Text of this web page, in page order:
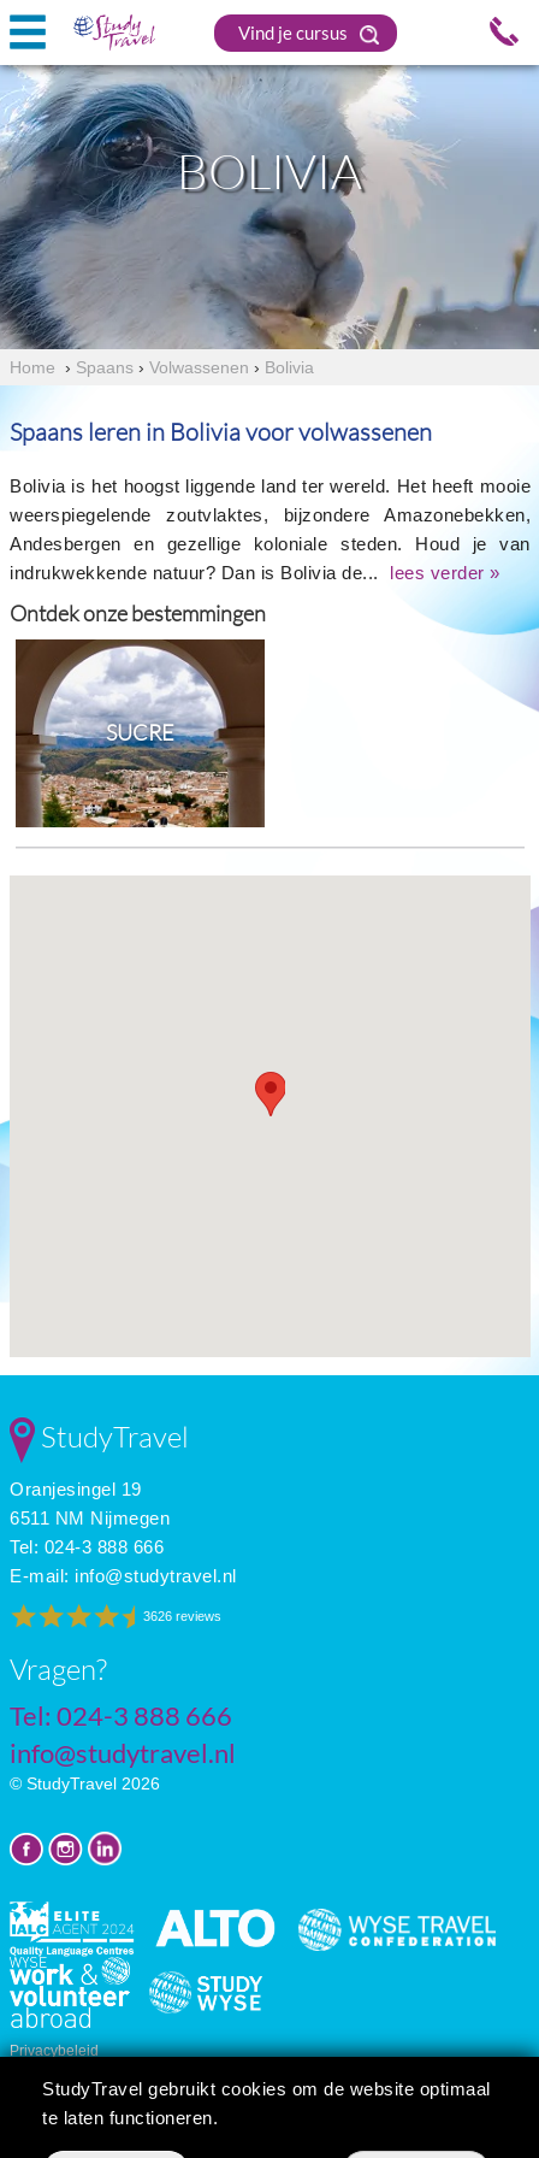
Vind je cursus
BOLIVIA
Home › Spaans › Volwassenen › Bolivia
Spaans leren in Bolivia voor volwassenen
Bolivia is het hoogst liggende land ter wereld. Het heeft mooie
weerspiegelende zoutvlaktes, bijzondere Amazonebekken,
Andesbergen en gezellige koloniale steden. Houd je van
indrukwekkende natuur? Dan is Bolivia de...
lees verder »
Ontdek onze bestemmingen
SUCRE
StudyTravel gebruikt cookies om de website optimaal
te laten functioneren.
StudyTravel
Oranjesingel 19
6511 NM Nijmegen
Tel: 024-3 888 666
E-mail: info@studytravel.nl
3626 reviews
Vragen?
Tel: 024-3 888 666
info@studytravel.nl
© StudyTravel 2026
Privacybeleid
Reis/cursusvoorwaarden